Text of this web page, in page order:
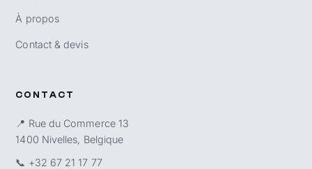
À propos
Contact & devis
CONTACT
📍 Rue du Commerce 13
1400 Nivelles, Belgique
📞 +32 67 21 17 77